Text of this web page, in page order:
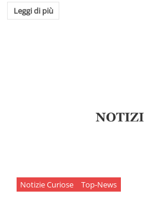
Leggi di più
Notizie Curiose Top-News